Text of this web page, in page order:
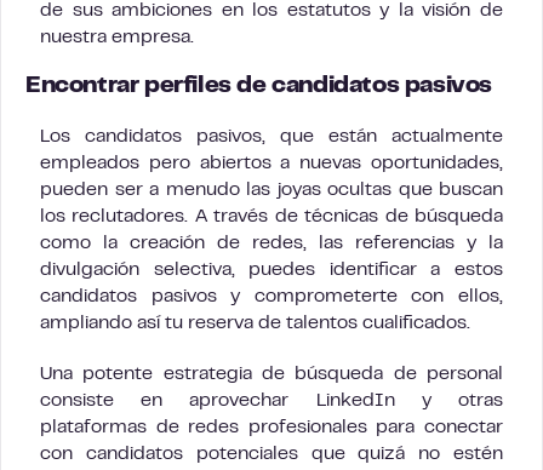
de sus ambiciones en los estatutos y la visión de
nuestra empresa.
Encontrar perfiles de candidatos pasivos
Los candidatos pasivos, que están actualmente
empleados pero abiertos a nuevas oportunidades,
pueden ser a menudo las joyas ocultas que buscan
los reclutadores. A través de técnicas de búsqueda
como la creación de redes, las referencias y la
divulgación selectiva, puedes identificar a estos
candidatos pasivos y comprometerte con ellos,
ampliando así tu reserva de talentos cualificados.
Una potente estrategia de búsqueda de personal
consiste en aprovechar LinkedIn y otras
plataformas de redes profesionales para conectar
con candidatos potenciales que quizá no estén